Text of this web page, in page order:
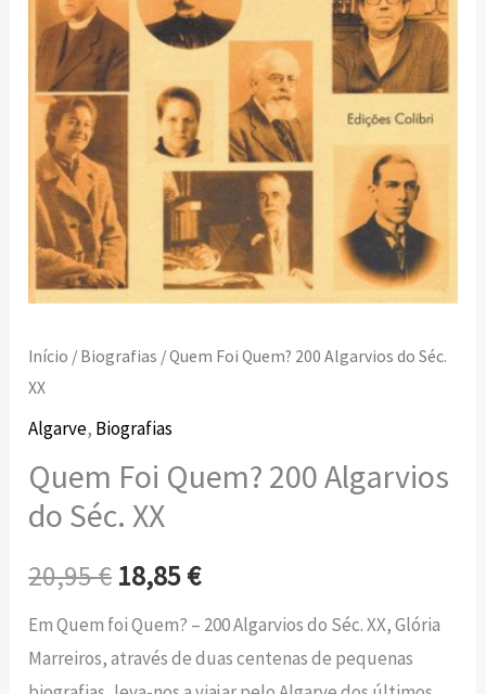
Início / Biografias / Quem Foi Quem? 200 Algarvios do Séc.
XX
Algarve, Biografias
Quem Foi Quem? 200 Algarvios
do Séc. XX
20,95€ 18,85€
Em Quem foi Quem? – 200 Algarvios do Séc. XX, Glória
Marreiros, através de duas centenas de pequenas